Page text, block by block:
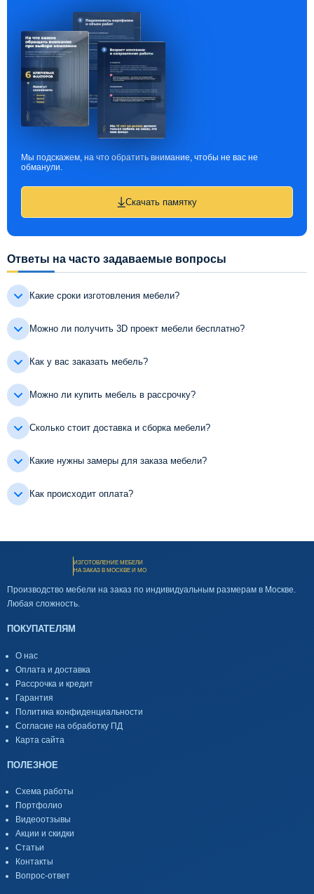
Мы подскажем, на что обратить внимание, чтобы не вас не
обманули.
Скачать памятку
Ответы на часто задаваемые вопросы
Какие сроки изготовления мебели?
Можно ли получить 3D проект мебели бесплатно?
Как у вас заказать мебель?
Можно ли купить мебель в рассрочку?
Сколько стоит доставка и сборка мебели?
Какие нужны замеры для заказа мебели?
Как происходит оплата?
ИЗГОТОВЛЕНИЕ МЕБЕЛИ
НА ЗАКАЗ В МОСКВЕ И МО
Производство мебели на заказ по индивидуальным размерам в Москве.
Любая сложность.
ПОКУПАТЕЛЯМ
О нас
Оплата и доставка
Рассрочка и кредит
Гарантия
Политика конфиденциальности
Согласие на обработку ПД
Карта сайта
ПОЛЕЗНОЕ
Схема работы
Портфолио
Видеоотзывы
Акции и скидки
Статьи
Контакты
Вопрос-ответ